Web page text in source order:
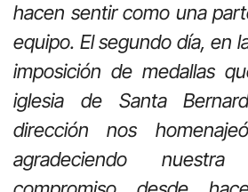
hacen sentir como una
equipo. El segundo día, en
imposición de medallas
iglesia de Santa
dirección nos
agradeciendo